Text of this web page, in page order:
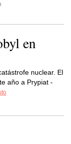
en
nuclear. El
año a Prypiat -